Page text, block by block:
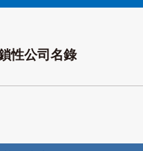
性公司名錄